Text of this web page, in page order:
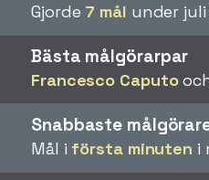
Gjorde 7 mål under juli
Bästa målgörarpar
Francesco Caputo
Snabbaste
Mål i första minuten i